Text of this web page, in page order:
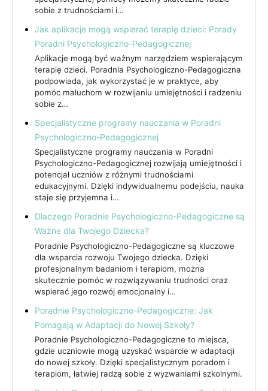
sobie z trudnościami i…
Jak aplikacje mogą wspierać terapię dzieci: Porady
Poradni Psychologiczno-Pedagogicznej
Aplikacje mogą być ważnym narzędziem wspierającym
terapię dzieci. Poradnia Psychologiczno-Pedagogiczna
podpowiada, jak wykorzystać je w praktyce, aby
pomóc maluchom w rozwijaniu umiejętności i radzeniu
sobie z…
Specjalistyczne programy nauczania w Poradni
Psychologiczno-Pedagogicznej
Specjalistyczne programy nauczania w Poradni
Psychologiczno-Pedagogicznej rozwijają umiejętności i
potencjał uczniów z różnymi trudnościami
edukacyjnymi. Dzięki indywidualnemu podejściu, nauka
staje się przyjemna i…
Dlaczego Poradnie Psychologiczno-Pedagogiczne są
Ważne dla Twojego Dziecka?
Poradnie Psychologiczno-Pedagogiczne są kluczowe
dla wsparcia rozwoju Twojego dziecka. Dzięki
profesjonalnym badaniom i terapiom, można
skutecznie pomóc w rozwiązywaniu trudności oraz
wspierać jego rozwój emocjonalny i…
Poradnie Psychologiczno-Pedagogiczne: Jak
Pomagają w Adaptacji do Nowej Szkoły?
Poradnie Psychologiczno-Pedagogiczne to miejsca,
gdzie uczniowie mogą uzyskać wsparcie w adaptacji
do nowej szkoły. Dzięki specjalistycznym poradom i
terapiom, łatwiej radzą sobie z wyzwaniami szkolnymi.